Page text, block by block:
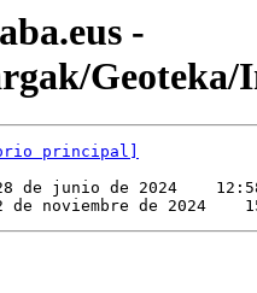
-
Geoteka/
principal]
de junio de 2024
de noviembre de 2024